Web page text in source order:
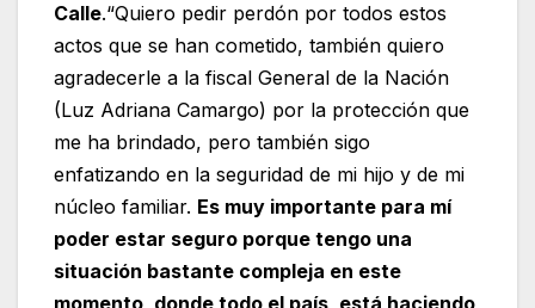
Calle.“Quiero pedir perdón por todos estos
actos que se han cometido, también quiero
agradecerle a la fiscal General de la Nación
(Luz Adriana Camargo) por la protección que
me ha brindado, pero también sigo
enfatizando en la seguridad de mi hijo y de mi
núcleo familiar. Es muy importante para mí
poder estar seguro porque tengo una
situación bastante compleja en este